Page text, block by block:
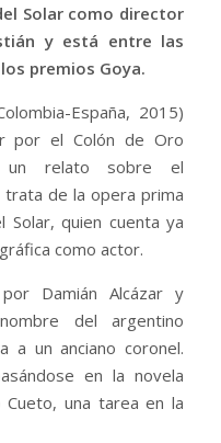
Solar como director
y está entre las
premios Goya.
España, 2015)
por el Colón de Oro
un relato sobre el
trata de la opera prima
quien cuenta ya
como actor.
Damián Alcázar y
del argentino
a un anciano coronel.
en la novela
Cueto, una tarea en la